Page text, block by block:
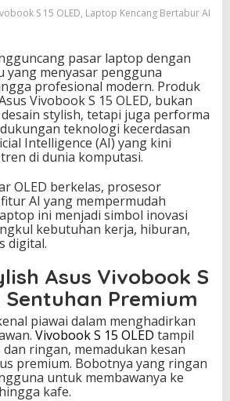
a
o
p
K
e
n
c
a
n
g
B
e
r
t
a
b
r
A
I
S 15 OLED, Laptop Kencang Bertabur AI
pasar laptop dengan
yang menyasar pengguna
profesional modern. Produk
Vivobook S 15 OLED, bukan
stylish, tetapi juga performa
teknologi kecerdasan
Intelligence (AI) yang kini
di dunia komputasi.
OLED berkelas, prosesor
AI yang mempermudah
ini menjadi simbol inovasi
kebutuhan kerja, hiburan,
digital.
Asus Vivobook S
Sentuhan Premium
piawai dalam menghadirkan
Vivobook S 15 OLED tampil
ringan, memadukan kesan
premium. Bobotnya yang ringan
untuk membawanya ke
kafe.